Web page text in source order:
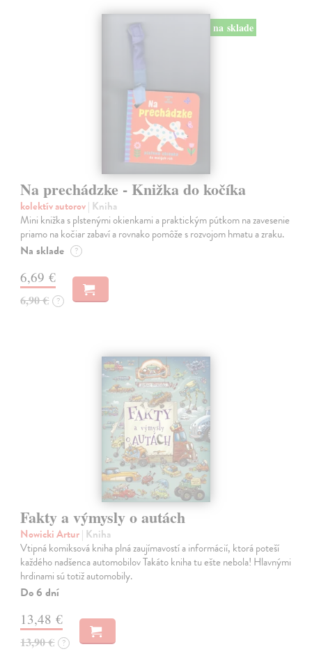
na sklade
Na prechádzke - Knižka do kočíka
kolektív autorov| Kniha
Mini knižka s plstenými okienkami a praktickým pútkom na zavesenie
priamo na kočiar zabaví a rovnako pomôže s rozvojom hmatu a zraku.
Na sklade ?
6,69 €
6,90 € ?
Fakty a výmysly o autách
Nowicki Artur| Kniha
Vtipná komiksová kniha plná zaujímavostí a informácií, ktorá poteší
každého nadšenca automobilov Takáto kniha tu ešte nebola! Hlavnými
hrdinami sú totiž automobily.
Do 6 dní
13,48 €
13,90 € ?